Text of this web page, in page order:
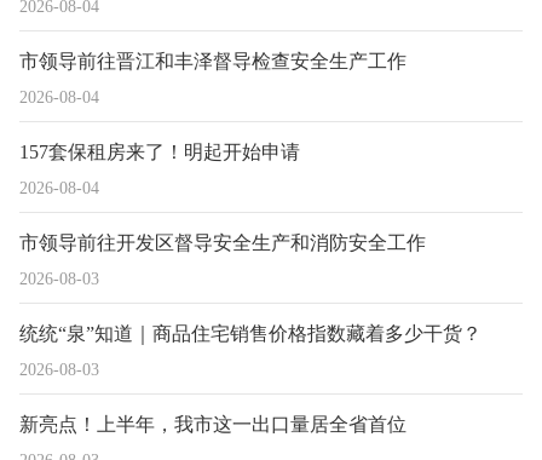
2026-08-04
2026-08-04
市领导前往晋江和丰泽督导检查安全生产工作
2026-08-04
157套保租房来了！明起开始申请
2026-08-03
市领导前往开发区督导安全生产和消防安全工作
2026-08-03
统统“泉”知道｜商品住宅销售价格指数藏着多少干货？
新亮点！上半年，我市这一出口量居全省首位